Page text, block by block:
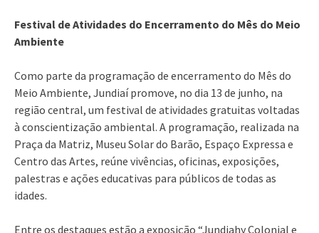
Festival de Atividades do Encerramento do Mês do Meio
Ambiente
Como parte da programação de encerramento do Mês do
Meio Ambiente, Jundiaí promove, no dia 13 de junho, na
região central, um festival de atividades gratuitas voltadas
à conscientização ambiental. A programação, realizada na
Praça da Matriz, Museu Solar do Barão, Espaço Expressa e
Centro das Artes, reúne vivências, oficinas, exposições,
palestras e ações educativas para públicos de todas as
idades.
Entre os destaques estão a exposição “Jundiahy Colonial e